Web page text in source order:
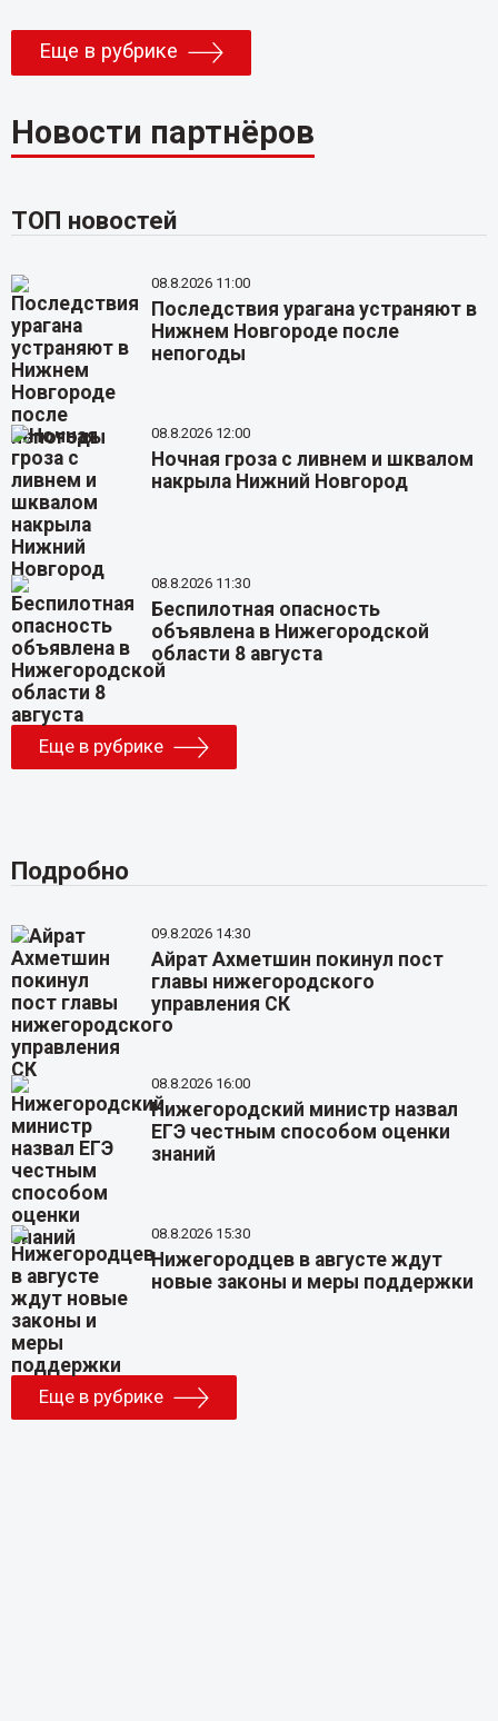
Еще в рубрике
Новости партнёров
ТОП новостей
08.8.2026 11:00
Последствия урагана устраняют в
Нижнем Новгороде после
непогоды
08.8.2026 12:00
Ночная гроза с ливнем и шквалом
накрыла Нижний Новгород
08.8.2026 11:30
Беспилотная опасность
объявлена в Нижегородской
области 8 августа
Еще в рубрике
Подробно
09.8.2026 14:30
Айрат Ахметшин покинул пост
главы нижегородского
управления СК
08.8.2026 16:00
Нижегородский министр назвал
ЕГЭ честным способом оценки
знаний
08.8.2026 15:30
Нижегородцев в августе ждут
новые законы и меры поддержки
Еще в рубрике